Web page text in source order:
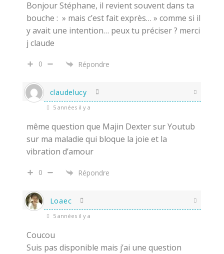
Bonjour Stéphane, il revient souvent dans ta
bouche : » mais c’est fait exprès… » comme si il
y avait une intention… peux tu préciser ? merci
j claude
0 Répondre
claudelucy
5 années il y a
même question que Majin Dexter sur Youtub
sur ma maladie qui bloque la joie et la
vibration d’amour
0 Répondre
Loaec
5 années il y a
Coucou
Suis pas disponible mais j’ai une question